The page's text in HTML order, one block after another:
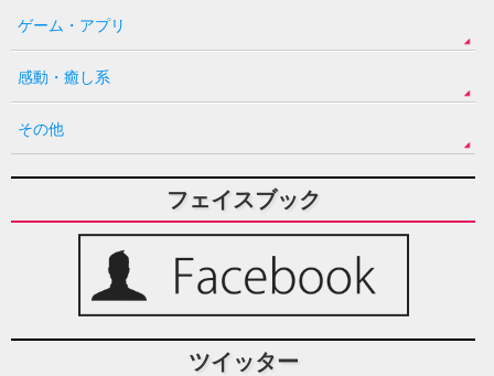
ゲーム・アプリ
感動・癒し系
その他
フェイスブック
ツイッター